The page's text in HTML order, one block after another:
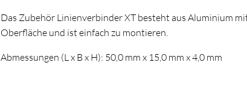
Das Zubehör Linienverbinder XT besteht aus Aluminium
Oberfläche und ist einfach zu montieren.
Abmessungen (L x B x H): 50,0 mm x 15,0 mm x 4,0 mm